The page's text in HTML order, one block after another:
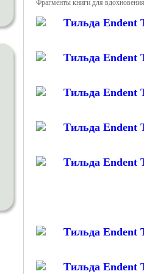
Фрагменты книги для